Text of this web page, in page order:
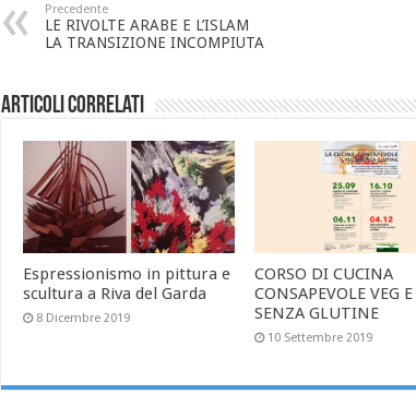
Precedente
LE RIVOLTE ARABE E L’ISLAM
LA TRANSIZIONE INCOMPIUTA
Articoli correlati
Espressionismo in pittura e
scultura a Riva del Garda
8 Dicembre 2019
CORSO DI CUCINA
CONSAPEVOLE VEG E
SENZA GLUTINE
10 Settembre 2019